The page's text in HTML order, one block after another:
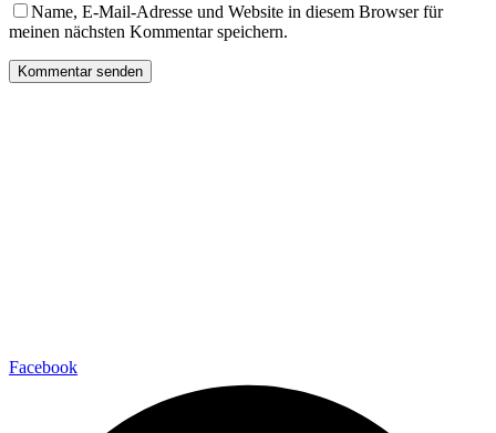
Name, E-Mail-Adresse und Website in diesem Browser für
meinen nächsten Kommentar speichern.
Kommentar senden
Facebook